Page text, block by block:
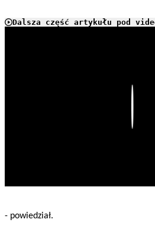
Dalsza część artykułu pod
- powiedział.